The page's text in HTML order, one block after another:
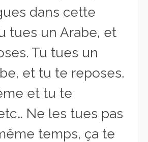
dans cette
tues un Arabe, et
Tu tues un
et tu te reposes.
et tu te
Ne les tues pas
temps, ça te